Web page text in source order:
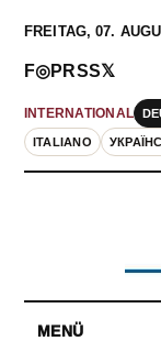
FREITAG, 07.
INTERNATIONAL
ITALIANO
F◎PRSS𝕏
MENÜ